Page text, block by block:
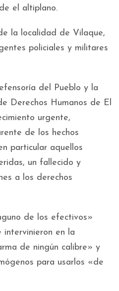
el altiplano.
la localidad de Vilaque,
policiales y militares
del Pueblo y la
Derechos Humanos de El
urgente,
de los hechos
particular aquellos
un fallecido y
a los derechos
de los efectivos»
intervinieron en la
de ningún calibre» y
para usarlos «de